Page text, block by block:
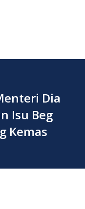
Dia
Isu Beg
Kemas